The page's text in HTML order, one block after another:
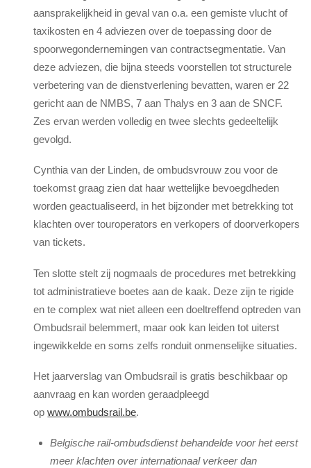
aansprakelijkheid in geval van o.a. een gemiste vlucht of
taxikosten en 4 adviezen over de toepassing door de
spoorwegondernemingen van contractsegmentatie. Van
deze adviezen, die bijna steeds voorstellen tot structurele
verbetering van de dienstverlening bevatten, waren er 22
gericht aan de NMBS, 7 aan Thalys en 3 aan de SNCF.
Zes ervan werden volledig en twee slechts gedeeltelijk
gevolgd.
Cynthia van der Linden, de ombudsvrouw zou voor de
toekomst graag zien dat haar wettelijke bevoegdheden
worden geactualiseerd, in het bijzonder met betrekking tot
klachten over touroperators en verkopers of doorverkopers
van tickets.
Ten slotte stelt zij nogmaals de procedures met betrekking
tot administratieve boetes aan de kaak. Deze zijn te rigide
en te complex wat niet alleen een doeltreffend optreden van
Ombudsrail belemmert, maar ook kan leiden tot uiterst
ingewikkelde en soms zelfs ronduit onmenselijke situaties.
Het jaarverslag van Ombudsrail is gratis beschikbaar op
aanvraag en kan worden geraadpleegd
opwww.ombudsrail.be.
Belgische rail-ombudsdienst behandelde voor het eerst
meer klachten over internationaal verkeer dan